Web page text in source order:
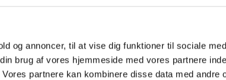
og annoncer, til at vise dig funktioner til sociale
brug af vores hjemmeside med vores partnere
partnere kan kombinere disse data med andre